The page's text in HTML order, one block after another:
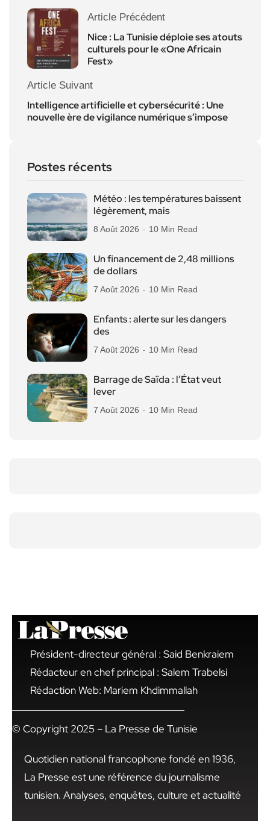
Article Précédent
Nice : La Tunisie déploie ses atouts
culturels pour le «One Africain
Fest»
Article Suivant
Intelligence artificielle et cybersécurité : Une
nouvelle ère de vigilance numérique s’impose
Postes récents
Météo : les températures baissent
légèrement, mais
8 Août 2026 10 Min Read
Un financement de 2,48 millions
de dollars
7 Août 2026 10 Min Read
Enfants : alerte sur les dangers
des
7 Août 2026 10 Min Read
Barrage de Saïda : l’État veut
lever
7 Août 2026 10 Min Read
Président-directeur général : Said Benkraiem
Rédacteur en chef principal : Salem Trabelsi
Rédaction Web: Mariem Khdimmallah
© Copyright 2025 – La Presse de Tunisie
Quotidien national francophone fondé en 1936,
La Presse est une référence du journalisme
tunisien. Analyses, enquêtes, culture et actualité